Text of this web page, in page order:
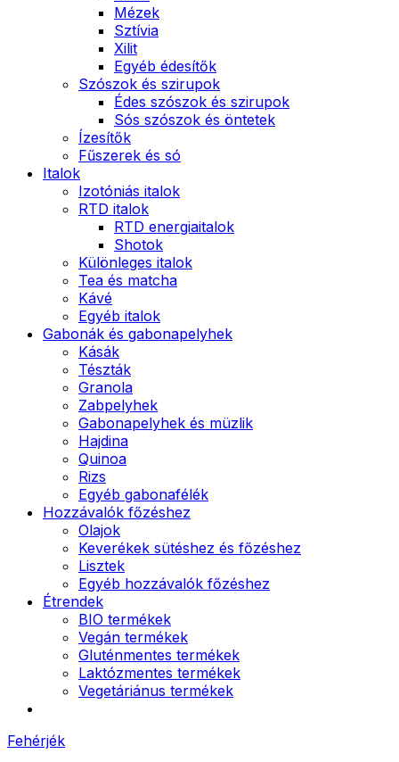
Mézek
Sztívia
Xilit
Egyéb édesítők
Szószok és szirupok
Édes szószok és szirupok
Sós szószok és öntetek
Ízesítők
Fűszerek és só
Italok
Izotóniás italok
RTD italok
RTD energiaitalok
Shotok
Különleges italok
Tea és matcha
Kávé
Egyéb italok
Gabonák és gabonapelyhek
Kásák
Tészták
Granola
Zabpelyhek
Gabonapelyhek és müzlik
Hajdina
Quinoa
Rizs
Egyéb gabonafélék
Hozzávalók főzéshez
Olajok
Keverékek sütéshez és főzéshez
Lisztek
Egyéb hozzávalók főzéshez
Étrendek
BIO termékek
Vegán termékek
Gluténmentes termékek
Laktózmentes termékek
Vegetáriánus termékek
Fehérjék